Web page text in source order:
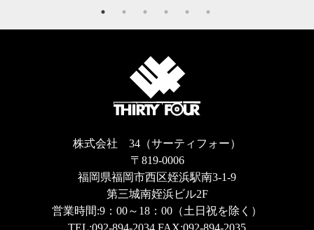
株式会社 34（サーティフォー）
〒819-0006
福岡県福岡市西区姪浜駅南3-1-9
第三城南姪浜ビル2F
営業時間:9：00～18：00（土日祝を除く）
TEL:092-894-2034 FAX:092-894-2035